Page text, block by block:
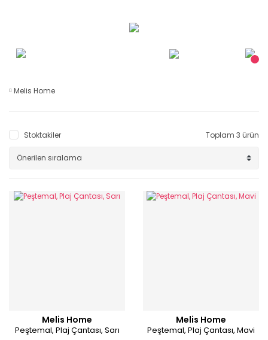
Melis Home
Stoktakiler Toplam 3 ürün
Melis Home
Peştemal, Plaj Çantası, Sarı
Melis Home
Peştemal, Plaj Çantası, Mavi